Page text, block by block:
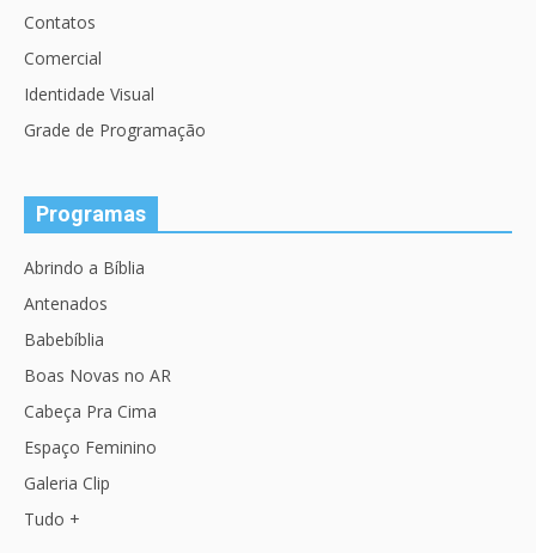
Contatos
Comercial
Identidade Visual
Grade de Programação
Programas
Abrindo a Bíblia
Antenados
Babebíblia
Boas Novas no AR
Cabeça Pra Cima
Espaço Feminino
Galeria Clip
Tudo +